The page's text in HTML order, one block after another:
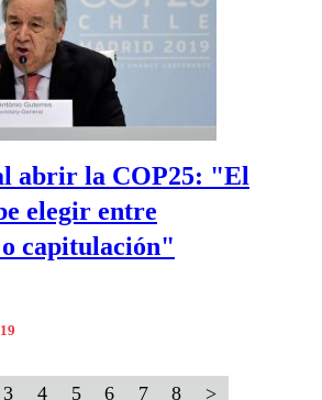
abrir la COP25: "El
elegir entre
o capitulación"
3 4 5 6 7 8 >